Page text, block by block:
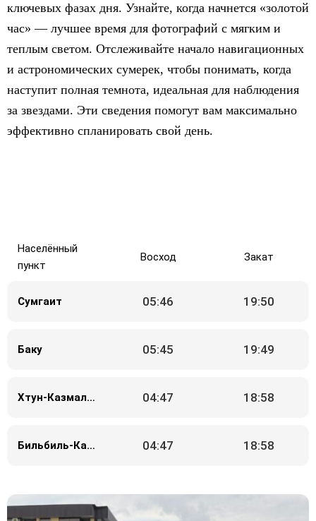
ключевых фазах дня. Узнайте, когда начнется «золотой
час» — лучшее время для фотографий с мягким и
теплым светом. Отслеживайте начало навигационных
и астрономических сумерек, чтобы понимать, когда
наступит полная темнота, идеальная для наблюдения
за звездами. Эти сведения помогут вам максимально
эффективно спланировать свой день.
Населённый
пункт
Восход Закат
Сумгаит 05:46 19:50
Баку 05:45 19:49
Хтун-Казмаляр 04:47 18:58
Бильбиль-Казмаляр 04:47 18:58